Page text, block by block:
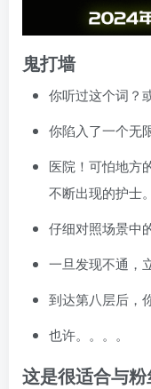
鬼打墙
你听过这个词？
你陷入了一个无
医院！可怕地方
不断出现的护士。
仔细对照场景中
一旦发现不通，
到达第八层后，
也许。。。。
这是很适合与